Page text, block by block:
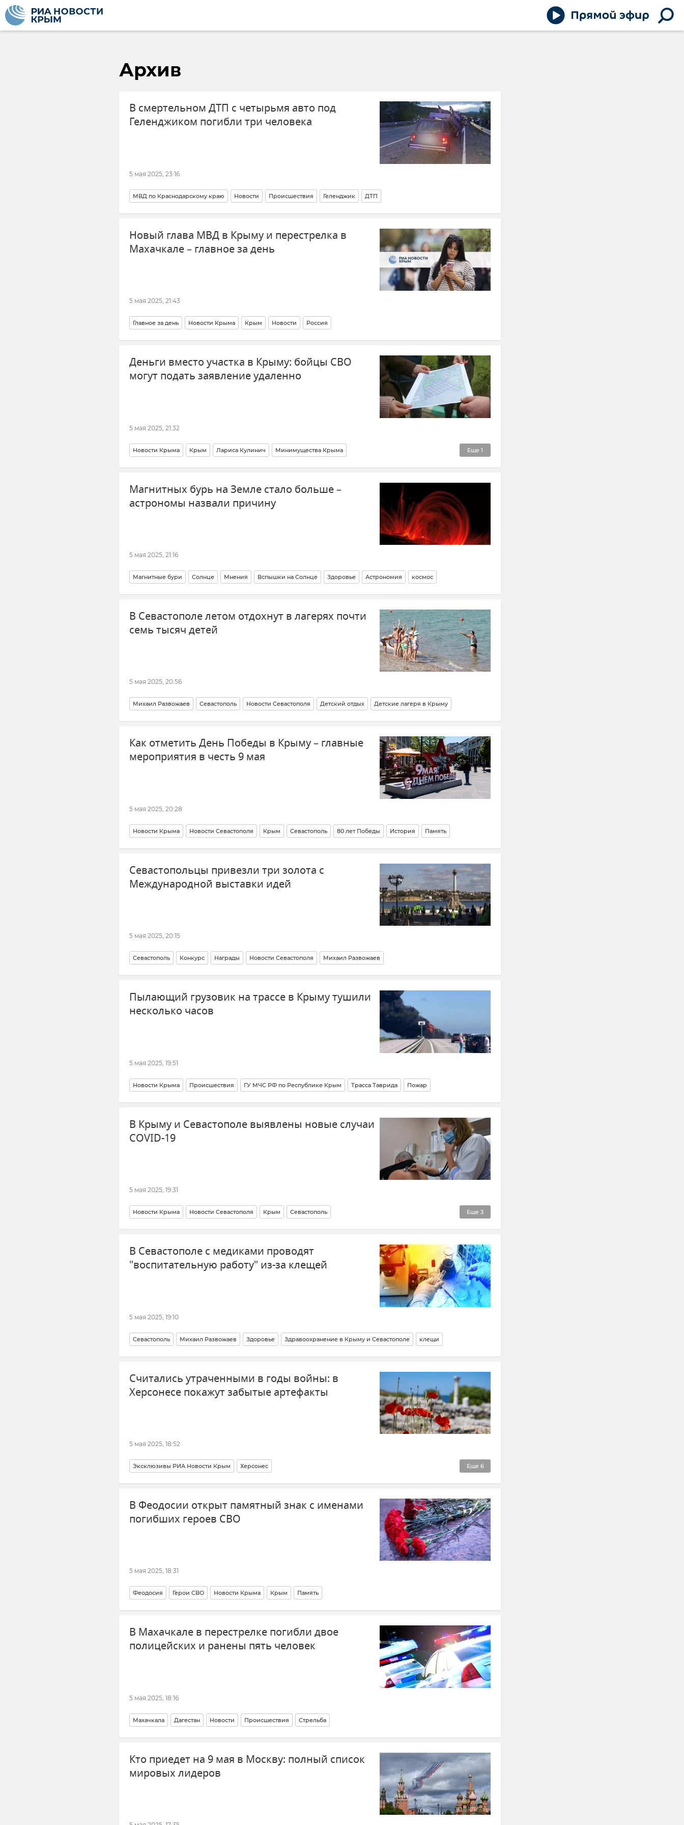
Архив
В смертельном ДТП с четырьмя авто под
Геленджиком погибли три человека
5 мая 2025, 23:16
МВД по Краснодарскому краю Новости Происшествия Геленджик ДТП
Новый глава МВД в Крыму и перестрелка в
Махачкале – главное за день
5 мая 2025, 21:43
Главное за день Новости Крыма Крым Новости Россия
Деньги вместо участка в Крыму: бойцы СВО
могут подать заявление удаленно
5 мая 2025, 21:32
Еще 1
Новости Крыма Крым Лариса Кулинич Минимущества Крыма
Земля в Крыму для участников СВО
Магнитных бурь на Земле стало больше –
астрономы назвали причину
5 мая 2025, 21:16
Магнитные бури Солнце Мнения Вспышки на Солнце Здоровье Астрономия космос
В Севастополе летом отдохнут в лагерях почти
семь тысяч детей
5 мая 2025, 20:56
Михаил Развожаев Севастополь Новости Севастополя Детский отдых Детские лагеря в Крыму
Как отметить День Победы в Крыму – главные
мероприятия в честь 9 мая
5 мая 2025, 20:28
Новости Крыма Новости Севастополя Крым Севастополь 80 лет Победы История Память
Севастопольцы привезли три золота с
Международной выставки идей
5 мая 2025, 20:15
Севастополь Конкурс Награды Новости Севастополя Михаил Развожаев
Пылающий грузовик на трассе в Крыму тушили
несколько часов
5 мая 2025, 19:51
Новости Крыма Происшествия ГУ МЧС РФ по Республике Крым Трасса Таврида Пожар
В Крыму и Севастополе выявлены новые случаи
COVID-19
5 мая 2025, 19:31
Еще 3
Новости Крыма Новости Севастополя Крым Севастополь
Здравоохранение в Крыму и Севастополе Роспотребнадзор Коронавирус
В Севастополе с медиками проводят
"воспитательную работу" из-за клещей
5 мая 2025, 19:10
Севастополь Михаил Развожаев Здоровье Здравоохранение в Крыму и Севастополе клещи
Считались утраченными в годы войны: в
Херсонесе покажут забытые артефакты
5 мая 2025, 18:52
Еще 6
Эксклюзивы РИА Новости Крым Херсонес
Историко-археологический музей-заповедник "Херсонес Таврический" Севастополь
Новости Севастополя Культура История Память
В Феодосии открыт памятный знак с именами
погибших героев СВО
5 мая 2025, 18:31
Феодосия Герои СВО Новости Крыма Крым Память
В Махачкале в перестрелке погибли двое
полицейских и ранены пять человек
5 мая 2025, 18:16
Махачкала Дагестан Новости Происшествия Стрельба
Кто приедет на 9 мая в Москву: полный список
мировых лидеров